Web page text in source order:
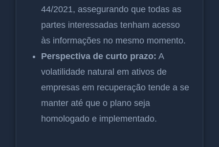
44/2021, assegurando que todas as
partes interessadas tenham acesso
às informações no mesmo momento.
Perspectiva de curto prazo: A
volatilidade natural em ativos de
empresas em recuperação tende a se
manter até que o plano seja
homologado e implementado.